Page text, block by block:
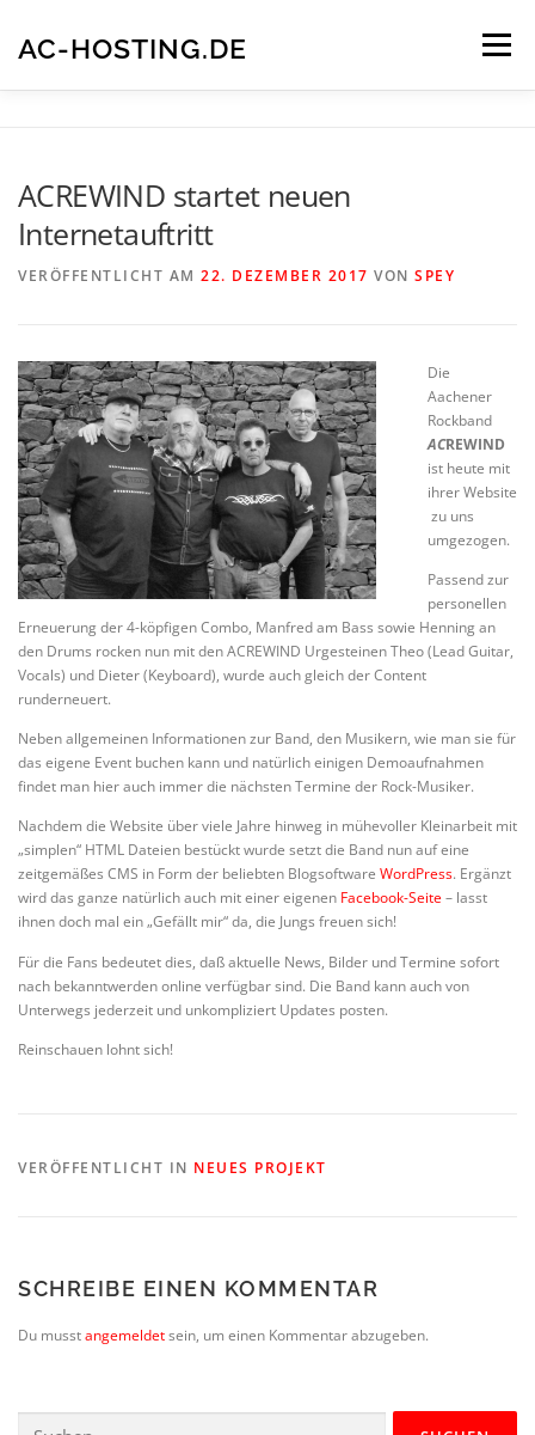
springen
AC-HOSTING.DE Menü
ACREWIND startet neuen
Internetauftritt
VERÖFFENTLICHT AM 22. DEZEMBER 2017 VON SPEY
Die
Aachener
Rockband
ACREWIND
ist heute mit
ihrer Website
zu uns
umgezogen.
Passend zur
personellen
Erneuerung der 4-köpfigen Combo, Manfred am Bass sowie Henning an
den Drums rocken nun mit den ACREWIND Urgesteinen Theo (Lead Guitar,
Vocals) und Dieter (Keyboard), wurde auch gleich der Content
runderneuert.
Neben allgemeinen Informationen zur Band, den Musikern, wie man sie für
das eigene Event buchen kann und natürlich einigen Demoaufnahmen
findet man hier auch immer die nächsten Termine der Rock-Musiker.
Nachdem die Website über viele Jahre hinweg in mühevoller Kleinarbeit mit
„simplen“ HTML Dateien bestückt wurde setzt die Band nun auf eine
zeitgemäßes CMS in Form der beliebten Blogsoftware WordPress. Ergänzt
wird das ganze natürlich auch mit einer eigenen Facebook-Seite– lasst
ihnen doch mal ein „Gefällt mir“ da, die Jungs freuen sich!
Für die Fans bedeutet dies, daß aktuelle News, Bilder und Termine sofort
nach bekanntwerden online verfügbar sind. Die Band kann auch von
Unterwegs jederzeit und unkompliziert Updates posten.
Reinschauen lohnt sich!
VERÖFFENTLICHT IN NEUES PROJEKT
SCHREIBE EINEN KOMMENTAR
Du musstangemeldetsein, um einen Kommentar abzugeben.